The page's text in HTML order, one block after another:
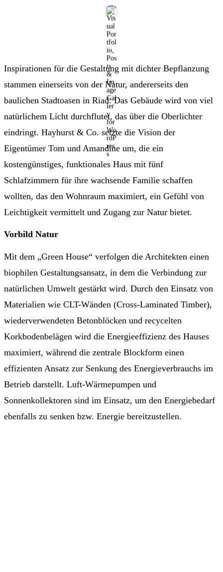
Inspirationen für die Gestaltung mit dichter Bepflanzung
stammen einerseits von der Natur, andererseits den
baulichen Stadtoasen in Riad. Das Gebäude wird von viel
natürlichem Licht durchflutet, das über die Oberlichter
eindringt. Hayhurst & Co. setzte die Vision der
Eigentümer Tom und Amandine um, die ein
kostengünstiges, funktionales Haus mit fünf
Schlafzimmern für ihre wachsende Familie schaffen
wollten, das den Wohnraum maximiert, ein Gefühl von
Leichtigkeit vermittelt und Zugang zur Natur bietet.
Vorbild Natur
Mit dem „Green House“ verfolgen die Architekten einen
biophilen Gestaltungsansatz, in dem die Verbindung zur
natürlichen Umwelt gestärkt wird. Durch den Einsatz von
Materialien wie CLT-Wänden (Cross-Laminated Timber),
wiederverwendeten Betonblöcken und recycelten
Korkbodenbelägen wird die Energieeffizienz des Hauses
maximiert, während die zentrale Blockform einen
effizienten Ansatz zur Senkung des Energieverbrauchs im
Betrieb darstellt. Luft-Wärmepumpen und
Sonnenkollektoren sind im Einsatz, um den Energiebedarf
ebenfalls zu senken bzw. Energie bereitzustellen.